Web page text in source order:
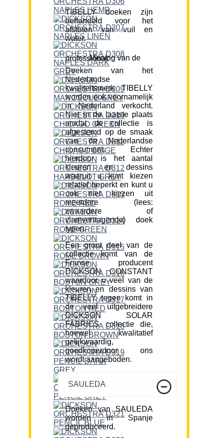
TIBELLY doeken zijn
behandeld voor het
afstoten van vuil en
water.
Mening van de professional:
Doeken van het
Nederlandse
kwaliteitsmerk TIBELLY
worden ook voornamelijk
in Nederland verkocht.
Niet in de laatste plaats
omdat de collectie is
afgestemd op de smaak
van de Nederlandse
consument. Echter
hierdoor is het aantal
kleuren en dessins
waaruit u kunt kiezen
relatief beperkt en kunt u
ook niet kiezen uit
meerdere (lees:
zwaardere of
vlamvertragende) doek
typen.
Een groot deel van de
collectie komt van de
Franse producent
DICKSON CONSTANT
waardoor u veel van de
kleuren en dessins van
TIBELLY tegen komt in
de veel uitgebreidere
DICKSON SOLAR
FABRICS collectie die,
hoewel kwalitatief
gelijkwaardig,
goedkoperdoor ons
wordt aangeboden.
SAULEDA
Doeken van SAULEDA
worden in Spanje
geproduceerd.